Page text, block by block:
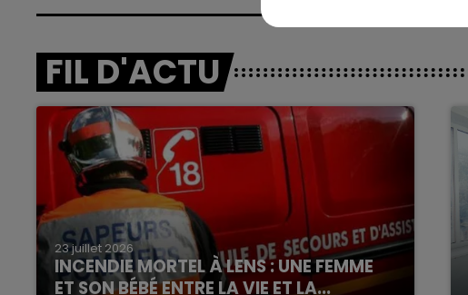
FIL D'ACTU
23 juillet 2026
INCENDIE MORTEL À LENS : UNE FEMME
ET SON BÉBÉ ENTRE LA VIE ET LA...